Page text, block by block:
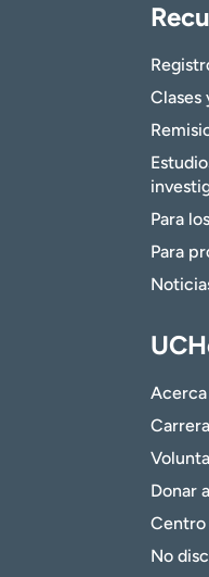
Clases
Para
Para
Donar
Centro
No